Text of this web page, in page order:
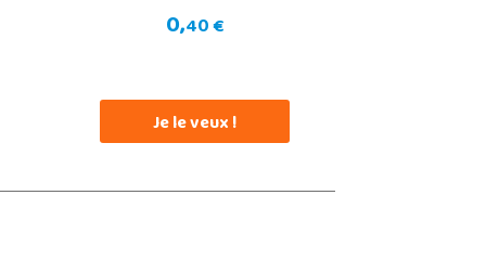
0,40 €
Je le veux !